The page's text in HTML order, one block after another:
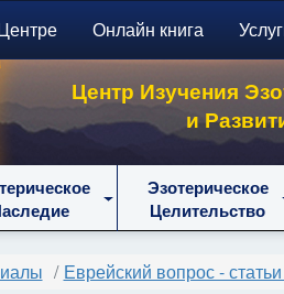
Онлайн книга
Центр Изучения
и
Эзотерическое
Целительство
Еврейский вопрос -